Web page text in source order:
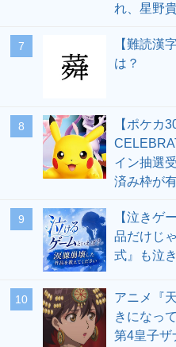
れ、星野
7
【難読漢
は？
8
【ポケカ
イン抽選
済み枠が
9
【泣きゲ
品だけじ
式』も泣
10
アニメ『
きになっ
第4皇子ザ